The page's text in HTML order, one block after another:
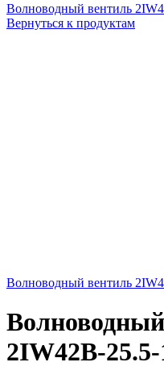
Волноводный вентиль
Вернуться к продуктам
Волноводный вентиль
2IW42B-25.5-